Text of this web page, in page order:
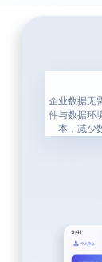
企业数据无
件与数据环
本，减少